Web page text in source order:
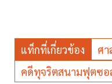
แท็กที่เกี่ยวข้อง ศา
คดีทุจริตสนามฟุตซอ